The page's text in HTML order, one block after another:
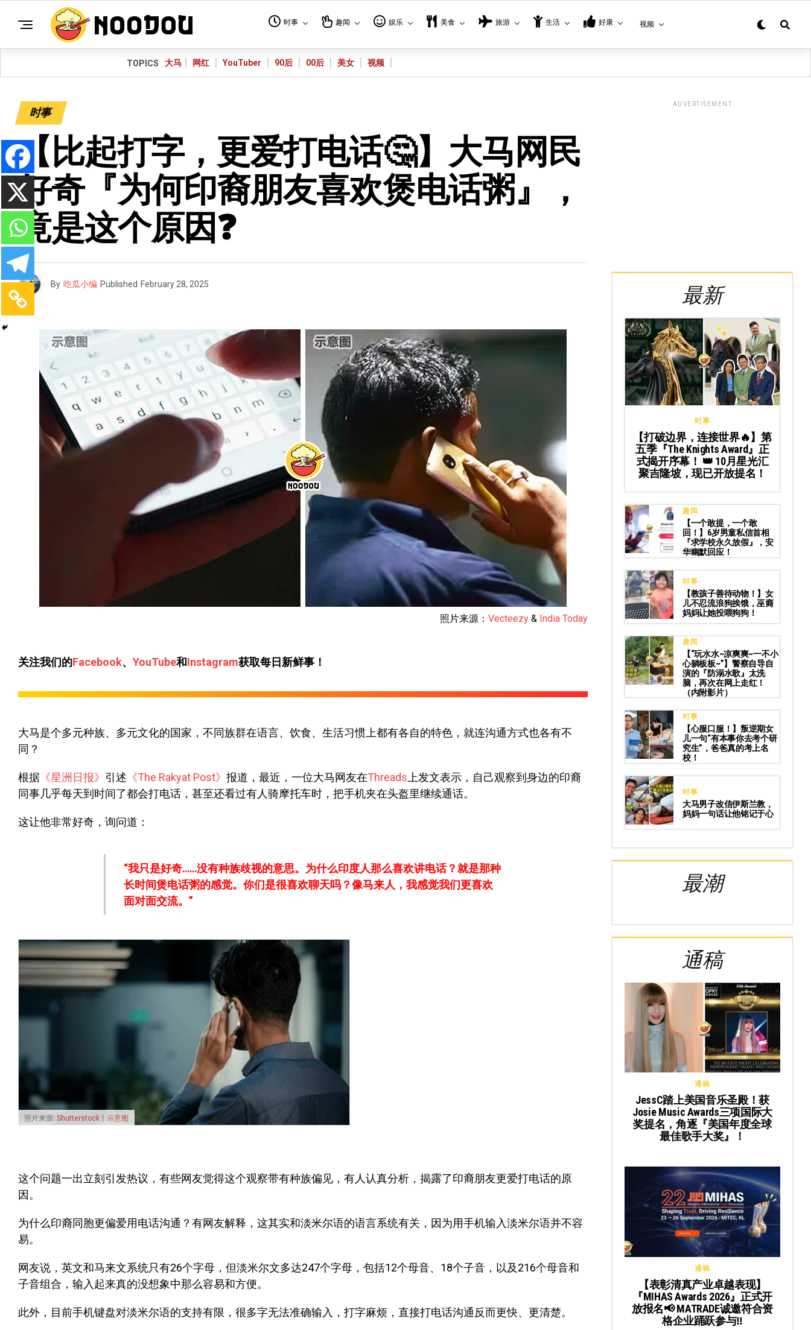
时事 趣闻 娱乐 美食 旅游 生活 好康 视频
TOPICS 大马 网红 YouTuber 90后 00后 美女 视频
时事
【比起打字，更爱打电话🤔】大马网民
好奇『为何印裔朋友喜欢煲电话粥』，
竟是这个原因❓
By 吃瓜小编 Published February 28, 2025
照片来源： Vecteezy & India Today
关注我们的Facebook、 YouTube和Instagram获取每日新鲜事！
大马是个多元种族、多元文化的国家，不同族群在语言、饮食、生活习惯上都有各自的特色，就连沟通方式也各有不
同？
根据 《星洲日报》 引述 《The Rakyat Post》 报道，最近，一位大马网友在Threads 上发文表示，自己观察到身边的印裔
同事几乎每天到时间了都会打电话，甚至还看过有人骑摩托车时，把手机夹在头盔里继续通话。
这让他非常好奇，询问道：
“我只是好奇……没有种族歧视的意思。为什么印度人那么喜欢讲电话？就是那种
长时间煲电话粥的感觉。你们是很喜欢聊天吗？像马来人，我感觉我们更喜欢
面对面交流。”
照片来源: Shutterstock丨示意图
这个问题一出立刻引发热议，有些网友觉得这个观察带有种族偏见，有人认真分析，揭露了印裔朋友更爱打电话的原
因。
为什么印裔同胞更偏爱用电话沟通？有网友解释，这其实和淡米尔语的语言系统有关，因为用手机输入淡米尔语并不容
易。
网友说，英文和马来文系统只有26个字母，但淡米尔文多达247个字母，包括12个母音、18个子音，以及216个母音和
子音组合，输入起来真的没想象中那么容易和方便。
此外，目前手机键盘对淡米尔语的支持有限，很多字无法准确输入，打字麻烦，直接打电话沟通反而更快、更清楚。
ADVERTISEMENT
最新
时事
【打破边界，连接世界🔥】第
五季『The Knights Award』正
式揭开序幕！ 👑 10月星光汇
聚吉隆坡，现已开放提名！
趣闻
【一个敢提，一个敢
回！】6岁男童私信首相
『求学校永久放假』，安
华幽默回应！
时事
【教孩子善待动物！】女
儿不忍流浪狗挨饿，巫裔
妈妈让她投喂狗狗！
趣闻
【“玩水水~凉爽爽~一不小
心躺板板~”】警察自导自
演的『防溺水歌』太洗
脑，再次在网上走红！
（内附影片）
时事
【心服口服！】叛逆期女
儿一句“有本事你去考个研
究生”，爸爸真的考上名
校！
时事
大马男子改信伊斯兰教，
妈妈一句话让他铭记于心
最潮
通稿
通稿
JessC踏上美国音乐圣殿！获
Josie Music Awards三项国际大
奖提名，角逐『美国年度全球
最佳歌手大奖』！
通稿
【表彰清真产业卓越表现】
『MIHAS Awards 2026』正式开
放报名📢 MATRADE诚邀符合资
格企业踊跃参与‼️